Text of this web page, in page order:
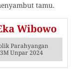
tamu.
Wibowo
Parahyangan
Unpar 2024